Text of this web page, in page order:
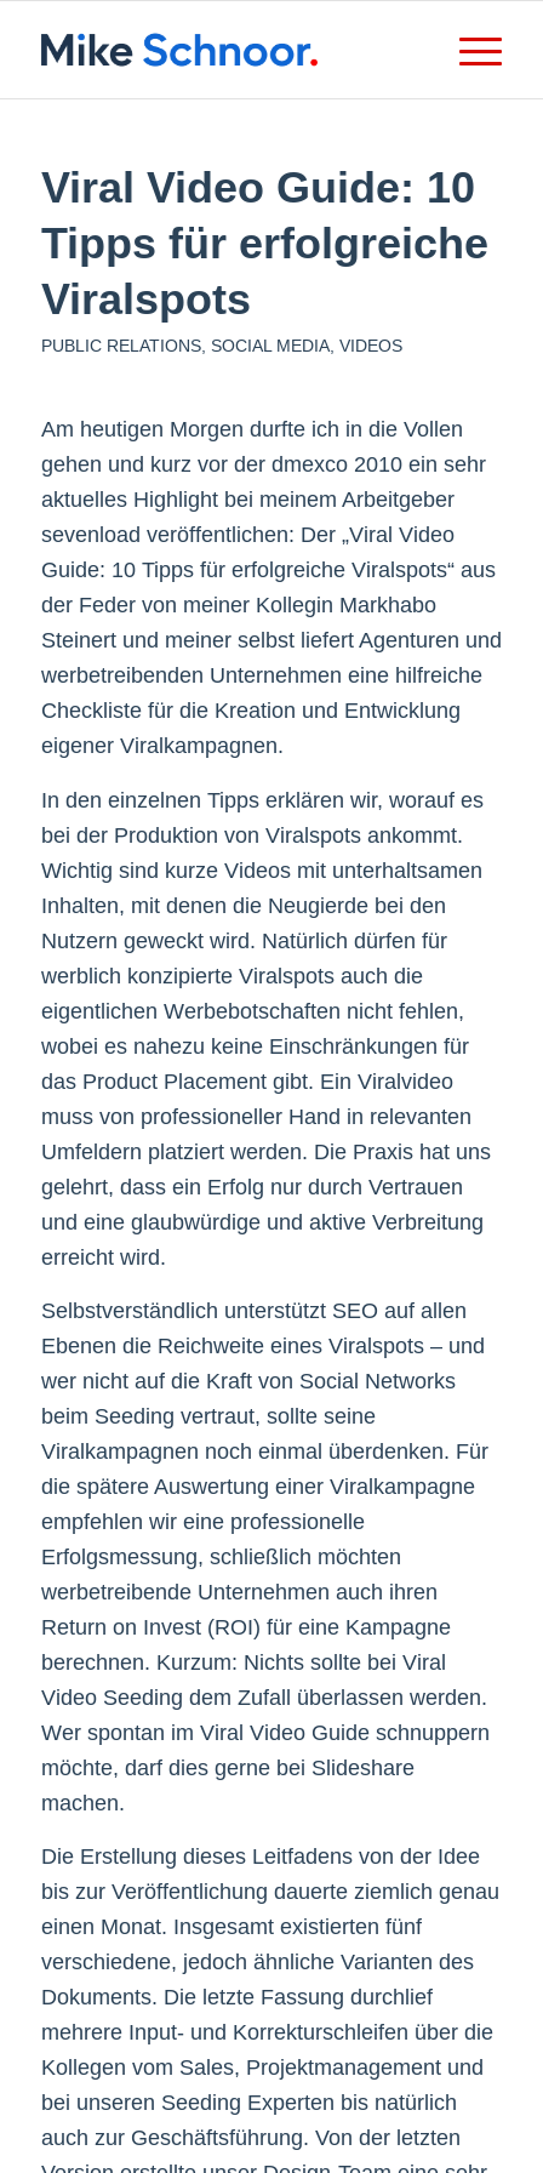
Viral Video Guide: 10
Tipps für erfolgreiche
Viralspots
PUBLIC RELATIONS, SOCIAL MEDIA, VIDEOS
Am heutigen Morgen durfte ich in die Vollen
gehen und kurz vor der dmexco 2010 ein sehr
aktuelles Highlight bei meinem Arbeitgeber
sevenload veröffentlichen: Der „Viral Video
Guide: 10 Tipps für erfolgreiche Viralspots“ aus
der Feder von meiner Kollegin Markhabo
Steinert und meiner selbst liefert Agenturen und
werbetreibenden Unternehmen eine hilfreiche
Checkliste für die Kreation und Entwicklung
eigener Viralkampagnen.
In den einzelnen Tipps erklären wir, worauf es
bei der Produktion von Viralspots ankommt.
Wichtig sind kurze Videos mit unterhaltsamen
Inhalten, mit denen die Neugierde bei den
Nutzern geweckt wird. Natürlich dürfen für
werblich konzipierte Viralspots auch die
eigentlichen Werbebotschaften nicht fehlen,
wobei es nahezu keine Einschränkungen für
das Product Placement gibt. Ein Viralvideo
muss von professioneller Hand in relevanten
Umfeldern platziert werden. Die Praxis hat uns
gelehrt, dass ein Erfolg nur durch Vertrauen
und eine glaubwürdige und aktive Verbreitung
erreicht wird.
Selbstverständlich unterstützt SEO auf allen
Ebenen die Reichweite eines Viralspots – und
wer nicht auf die Kraft von Social Networks
beim Seeding vertraut, sollte seine
Viralkampagnen noch einmal überdenken. Für
die spätere Auswertung einer Viralkampagne
empfehlen wir eine professionelle
Erfolgsmessung, schließlich möchten
werbetreibende Unternehmen auch ihren
Return on Invest (ROI) für eine Kampagne
berechnen. Kurzum: Nichts sollte bei Viral
Video Seeding dem Zufall überlassen werden.
Wer spontan im Viral Video Guide schnuppern
möchte, darf dies gerne bei Slideshare
machen.
Die Erstellung dieses Leitfadens von der Idee
bis zur Veröffentlichung dauerte ziemlich genau
einen Monat. Insgesamt existierten fünf
verschiedene, jedoch ähnliche Varianten des
Dokuments. Die letzte Fassung durchlief
mehrere Input- und Korrekturschleifen über die
Kollegen vom Sales, Projektmanagement und
bei unseren Seeding Experten bis natürlich
auch zur Geschäftsführung. Von der letzten